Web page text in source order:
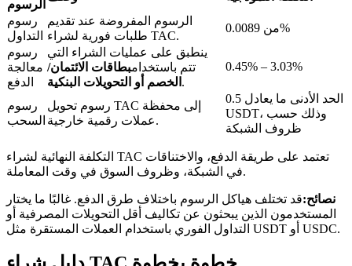
عمليات احتجاز BTR
استثمارات حصرية لحاملي BTR
الرسوم
رسوم
التداول
الرسوم المفروضة عند تقديم
طلبات فورية لشراء TAC.
من 0.0089%
رسوم
معالجة
الدفع
ينطبق على عمليات الشراء التي
تتم باستخدامبطاقات الائتمان/
الخصم أو التحويلات البنكية .
0.45% – 3.03%
رسوم
السحب
رسوم تحويل TAC إلى محفظة
عملات رقمية خارجية.
الحد الأدنى ما يعادل 0.5
USDT، وذلك حسب
ظروف الشبكة
التكلفة النهائية لشراء TAC تعتمد على طريقة الدفع، والاختناقات
في الشبكة، وظروف السوق في وقت المعاملة.
نصائح:قد تختلف هياكل الرسوم باختلاف طرق الدفع. غالبًا ما يختار
المستخدمون الذين يبحثون عن تكاليف أقل التحويلات المصرفية أو
التداول الفوري باستخدام العملات المستقرة مثل USDT أو USDC.